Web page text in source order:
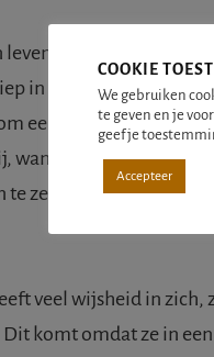
worden als
in onze ziel. Een
een “oude wijze
een ziel is niet jong
zeggen, dat de ziel al
veel wijsheid in zich,
komt omdat ze in
COOKIE
We gebruiken
te geven en je
geef je
Accepteer